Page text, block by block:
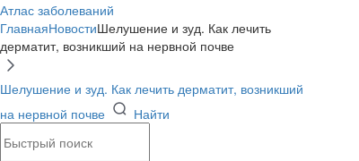
Атлас заболеваний
ГлавнаяНовостиШелушение и зуд. Как лечить
дерматит, возникший на нервной почве
Шелушение и зуд. Как лечить дерматит, возникший
на нервной почве
Найти